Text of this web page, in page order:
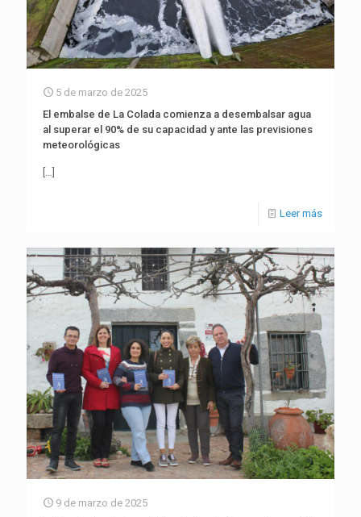
5 de marzo de 2025
El embalse de La Colada comienza a desembalsar agua
al superar el 90% de su capacidad y ante las previsiones
meteorológicas
[…]
Leer más
9 de marzo de 2025